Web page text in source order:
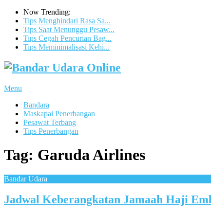
Now Trending:
Tips Menghindari Rasa Sa...
Tips Saat Menunggu Pesaw...
Tips Cegah Pencurian Bag...
Tips Meminimalisasi Kehi...
Menu
Bandara
Maskapai Penerbangan
Pesawat Terbang
Tips Penerbangan
Tag: Garuda Airlines
Bandar Udara
Jadwal Keberangkatan Jamaah Haji